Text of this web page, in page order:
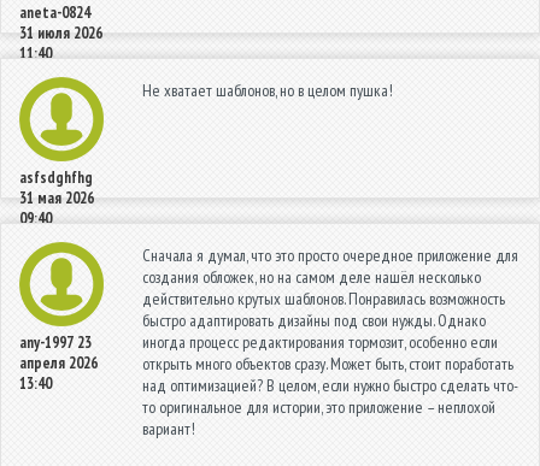
aneta-0824
31 июля 2026
11:40
asfsdghfhg
31 мая 2026
09:40
Не хватает шаблонов, но в целом пушка!
any-1997 23
апреля 2026
13:40
Сначала я думал, что это просто очередное приложение для
создания обложек, но на самом деле нашёл несколько
действительно крутых шаблонов. Понравилась возможность
быстро адаптировать дизайны под свои нужды. Однако
иногда процесс редактирования тормозит, особенно если
открыть много объектов сразу. Может быть, стоит поработать
над оптимизацией? В целом, если нужно быстро сделать что-
то оригинальное для истории, это приложение – неплохой
вариант!